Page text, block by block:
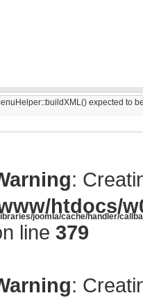
expected to
joomla/cache/handler/
:
htdocs/
line 379
: